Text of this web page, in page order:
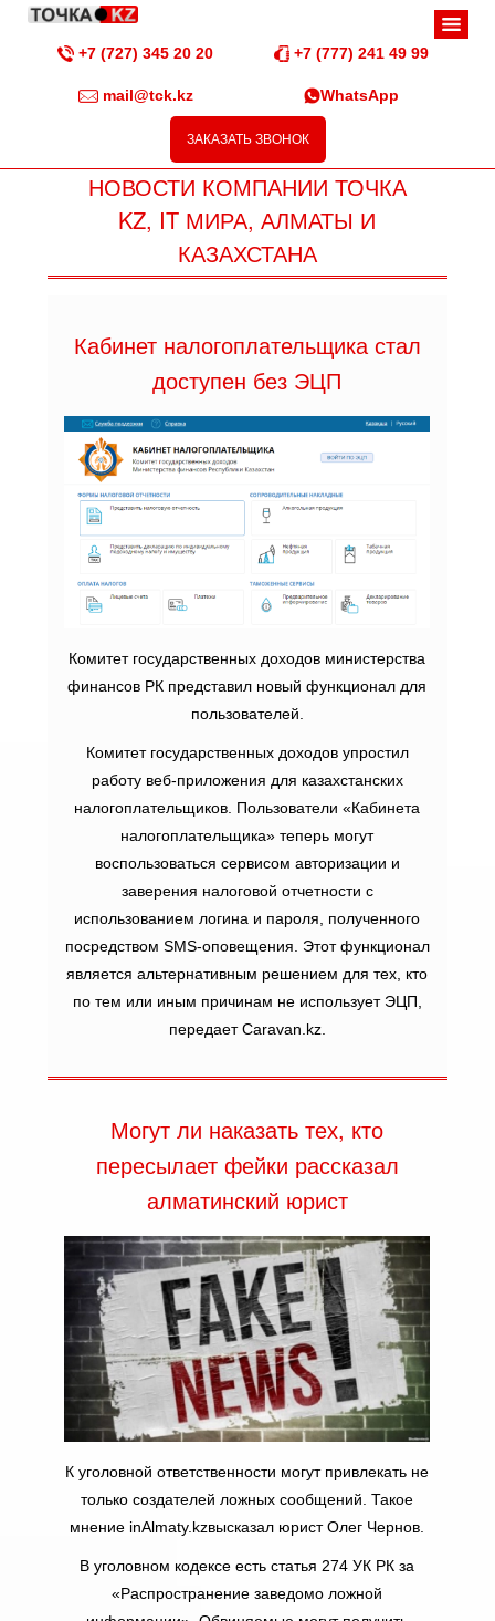
+7 (727) 345 20 20 +7 (777) 241 49 99
mail@tck.kz WhatsApp
ЗАКАЗАТЬ ЗВОНОК
НОВОСТИ КОМПАНИИ ТОЧКА
KZ, IT МИРА, АЛМАТЫ И
КАЗАХСТАНА
Кабинет налогоплательщика стал
доступен без ЭЦП
Комитет государственных доходов министерства
финансов РК представил новый функционал для
пользователей.
Комитет государственных доходов упростил
работу веб-приложения для казахстанских
налогоплательщиков. Пользователи «Кабинета
налогоплательщика» теперь могут
воспользоваться сервисом авторизации и
заверения налоговой отчетности с
использованием логина и пароля, полученного
посредством SMS-оповещения. Этот функционал
является альтернативным решением для тех, кто
по тем или иным причинам не использует ЭЦП,
передает Caravan.kz.
Могут ли наказать тех, кто
пересылает фейки рассказал
алматинский юрист
К уголовной ответственности могут привлекать не
только создателей ложных сообщений. Такое
мнение inAlmaty.kzвысказал юрист Олег Чернов.
В уголовном кодексе есть статья 274 УК РК за
«Распространение заведомо ложной